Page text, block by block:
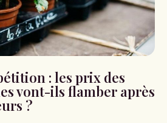
: les prix des
vont-ils flamber après
?